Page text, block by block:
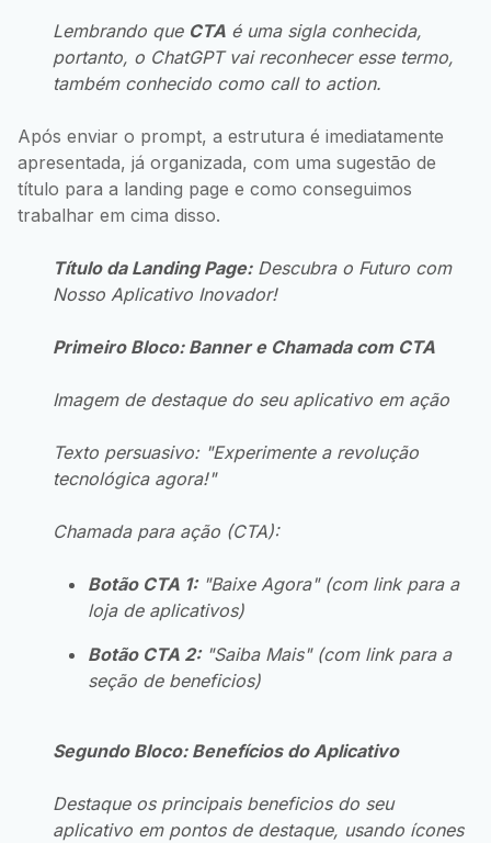
Lembrando que CTA é uma sigla conhecida,
portanto, o ChatGPT vai reconhecer esse termo,
também conhecido como call to action.
Após enviar o prompt, a estrutura é imediatamente
apresentada, já organizada, com uma sugestão de
título para a landing page e como conseguimos
trabalhar em cima disso.
Título da Landing Page:Descubra o Futuro com
Nosso Aplicativo Inovador!
Primeiro Bloco: Banner e Chamada com CTA
Imagem de destaque do seu aplicativo em ação
Texto persuasivo: "Experimente a revolução
tecnológica agora!"
Chamada para ação (CTA):
Botão CTA 1:"Baixe Agora" (com link para a
loja de aplicativos)
Botão CTA 2:"Saiba Mais" (com link para a
seção de beneficios)
Segundo Bloco: Benefícios do Aplicativo
Destaque os principais beneficios do seu
aplicativo em pontos de destaque, usando ícones